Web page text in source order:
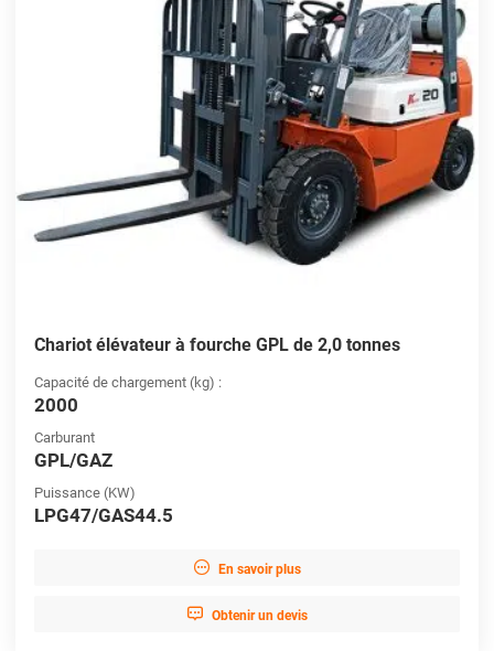
Chariot élévateur à fourche GPL de 2,0 tonnes
Capacité de chargement (kg) :
2000
Carburant
GPL/GAZ
Puissance (KW)
LPG47/GAS44.5
 En savoir plus
 Obtenir un devis